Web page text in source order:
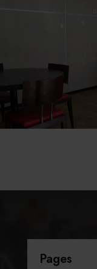
Pages